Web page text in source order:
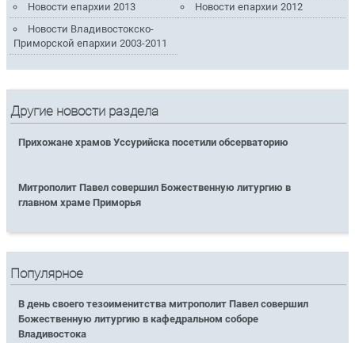
Новости епархии 2013
Новости епархии 2012
Новости Владивостокско-
Приморской епархии 2003-2011
Другие новости раздела
Прихожане храмов Уссурийска посетили обсерваторию
Митрополит Павел совершил Божественную литургию в
главном храме Приморья
Популярное
В день своего тезоименитства митрополит Павел совершил
Божественную литургию в кафедральном соборе
Владивостока